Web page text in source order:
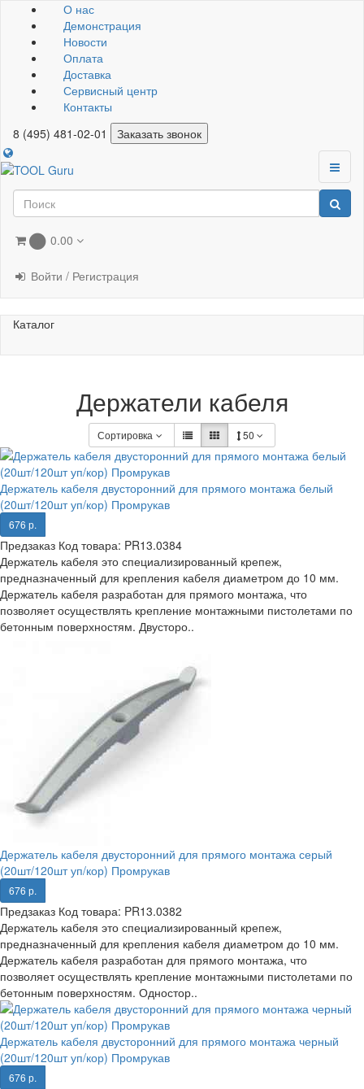
О нас
Демонстрация
Новости
Оплата
Доставка
Сервисный центр
Контакты
8 (495) 481-02-01
Заказать звонок
0.00
Войти / Регистрация
Каталог
Держатели кабеля
Сортировка 50
Держатель кабеля двусторонний для прямого монтажа белый
(20шт/120шт уп/кор) Промрукав
676 р.
Предзаказ Код товара: PR13.0384
Держатель кабеля это специализированный крепеж,
предназначенный для крепления кабеля диаметром до 10 мм.
Держатель кабеля разработан для прямого монтажа, что
позволяет осуществлять крепление монтажными пистолетами по
бетонным поверхностям. Двусторо..
Держатель кабеля двусторонний для прямого монтажа серый
(20шт/120шт уп/кор) Промрукав
676 р.
Предзаказ Код товара: PR13.0382
Держатель кабеля это специализированный крепеж,
предназначенный для крепления кабеля диаметром до 10 мм.
Держатель кабеля разработан для прямого монтажа, что
позволяет осуществлять крепление монтажными пистолетами по
бетонным поверхностям. Одностор..
Держатель кабеля двусторонний для прямого монтажа черный
(20шт/120шт уп/кор) Промрукав
676 р.